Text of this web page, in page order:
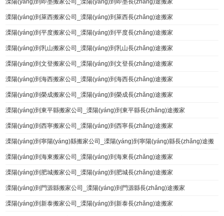
溧陽(yáng)到即墨搬家公司_溧陽(yáng)到即墨長(zhǎng)途搬家
溧陽(yáng)到萊西搬家公司_溧陽(yáng)到萊西長(zhǎng)途搬家
溧陽(yáng)到平度搬家公司_溧陽(yáng)到平度長(zhǎng)途搬家
溧陽(yáng)到乳山搬家公司_溧陽(yáng)到乳山長(zhǎng)途搬家
溧陽(yáng)到文登搬家公司_溧陽(yáng)到文登長(zhǎng)途搬家
溧陽(yáng)到海西搬家公司_溧陽(yáng)到海西長(zhǎng)途搬家
溧陽(yáng)到榮成搬家公司_溧陽(yáng)到榮成長(zhǎng)途搬家
溧陽(yáng)到東平縣搬家公司_溧陽(yáng)到東平縣長(zhǎng)途搬家
溧陽(yáng)到西寧搬家公司_溧陽(yáng)到西寧長(zhǎng)途搬家
溧陽(yáng)到寧陽(yáng)縣搬家公司_溧陽(yáng)到寧陽(yáng)縣長(zhǎng)途搬
家
溧陽(yáng)到海東搬家公司_溧陽(yáng)到海東長(zhǎng)途搬家
溧陽(yáng)到肥城搬家公司_溧陽(yáng)到肥城長(zhǎng)途搬家
溧陽(yáng)到門源縣搬家公司_溧陽(yáng)到門源縣長(zhǎng)途搬家
溧陽(yáng)到新泰搬家公司_溧陽(yáng)到新泰長(zhǎng)途搬家